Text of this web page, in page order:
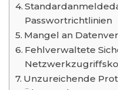
Passwortrichtlinien
Mangel an
Fehlverwaltete
Unzureichende